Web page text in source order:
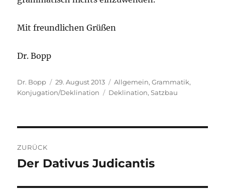
Mit freundlichen Grüßen
Dr. Bopp
Autor
Dr. Bopp
Veröffentlicht
am
29. August 2013 Kategorien
Allgemein,Grammatik,
Konjugation/Deklination
Schlagwörter
Deklination,Satzbau
ZURÜCK
Vorheriger
Der Dativus Judicantis